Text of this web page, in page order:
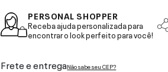
PERSONAL SHOPPER
Receba ajuda personalizada para
encontrar o look perfeito para você!
Frete e entregaNão sabe seu CEP?